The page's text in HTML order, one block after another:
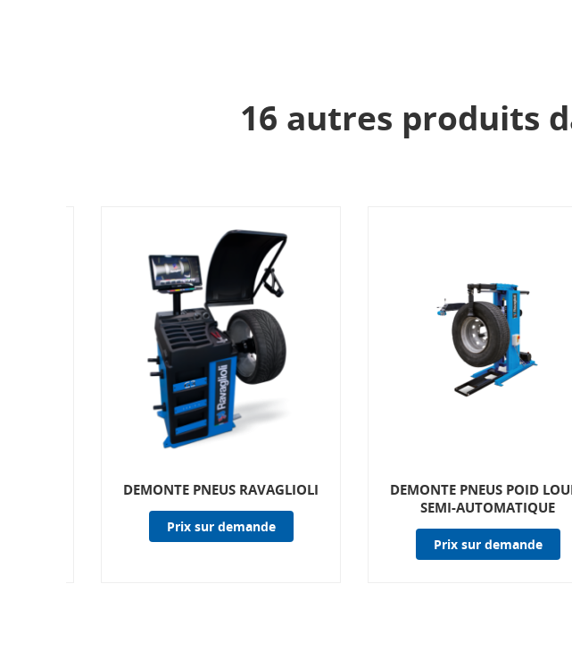
16 autres produits
DEMONTE PNEUS RAVAGLIOLI
Prix sur demande
DEMONTE PNEUS POID
SEMI-AUTOMATIQUE
Prix sur demande